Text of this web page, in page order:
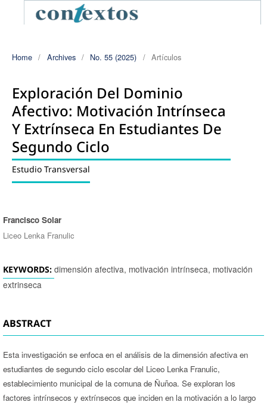
Home / Archives / No. 55 (2025) / Artículos
Exploración Del Dominio
Afectivo: Motivación Intrínseca
Y Extrínseca En Estudiantes De
Segundo Ciclo
Estudio Transversal
Authors
Francisco Solar
Liceo Lenka Franulic
KEYWORDS: dimensión afectiva, motivación intrínseca, motivación
extrinseca
ABSTRACT
Esta investigación se enfoca en el análisis de la dimensión afectiva en
estudiantes de segundo ciclo escolar del Liceo Lenka Franulic,
establecimiento municipal de la comuna de Ñuñoa. Se exploran los
factores intrínsecos y extrínsecos que inciden en la motivación a lo largo